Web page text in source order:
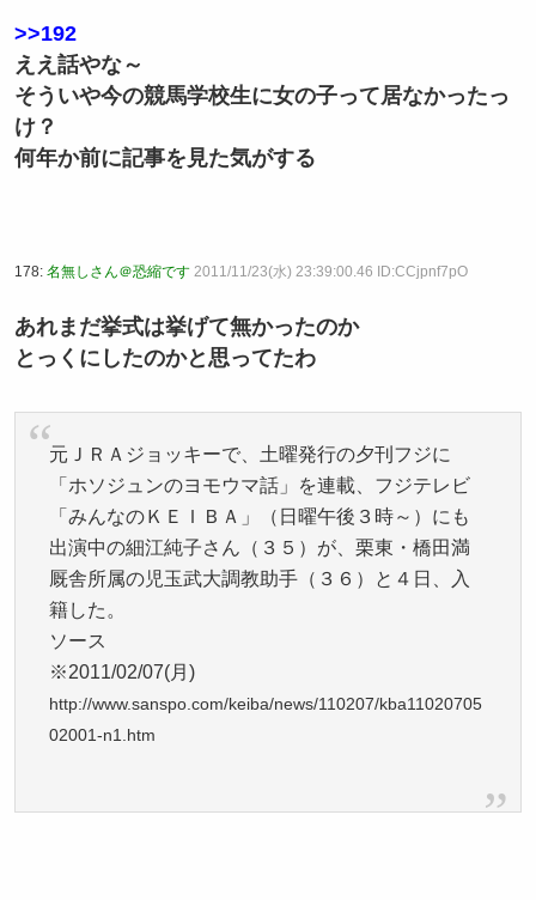
>>192
ええ話やな～
そういや今の競馬学校生に女の子って居なかったっ
け？
何年か前に記事を見た気がする
178: 名無しさん＠恐縮です 2011/11/23(水) 23:39:00.46 ID:CCjpnf7pO
あれまだ挙式は挙げて無かったのか
とっくにしたのかと思ってたわ
元ＪＲＡジョッキーで、土曜発行の夕刊フジに
「ホソジュンのヨモウマ話」を連載、フジテレビ
「みんなのＫＥＩＢＡ」（日曜午後３時～）にも
出演中の細江純子さん（３５）が、栗東・橋田満
厩舎所属の児玉武大調教助手（３６）と４日、入
籍した。
ソース
※2011/02/07(月)
http://www.sanspo.com/keiba/news/110207/kba11020705
02001-n1.htm